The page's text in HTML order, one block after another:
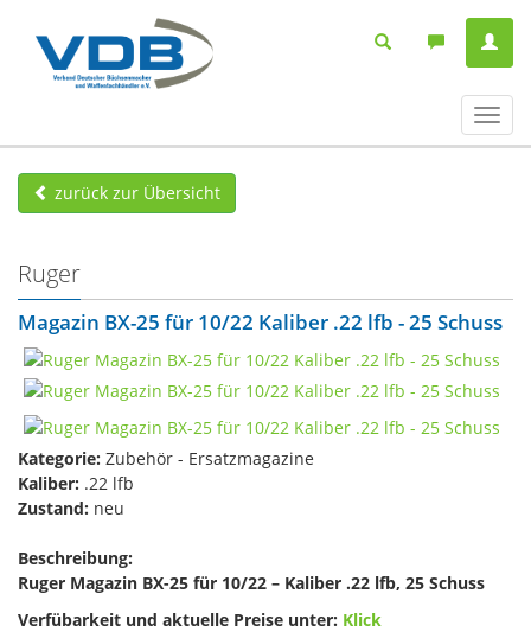
ein-/
zurück zur Übersicht
Ruger
Magazin BX-25 für 10/22 Kaliber .22 lfb - 25 Schuss
Kategorie: Zubehör - Ersatzmagazine
Kaliber: .22 lfb
Zustand: neu
Beschreibung:
Ruger Magazin BX-25 für 10/22 – Kaliber .22 lfb, 25 Schuss
Verfübarkeit und aktuelle Preise unter: Klick